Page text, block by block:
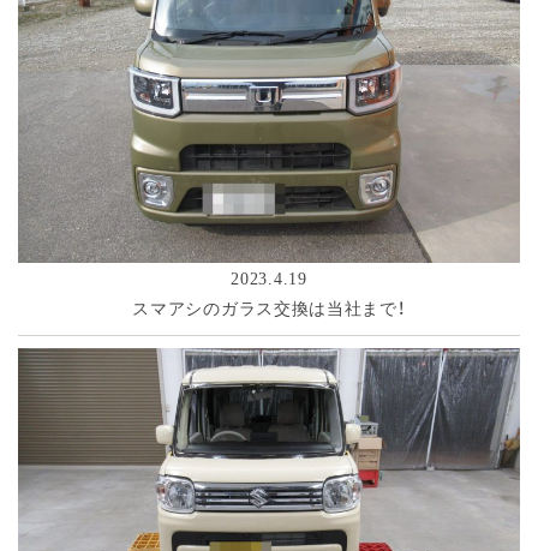
2023.4.19
スマアシのガラス交換は当社まで！